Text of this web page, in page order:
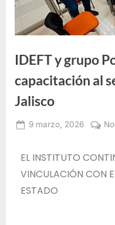
IDEFT y grupo
capacitación al
Jalisco
9 marzo, 2026
Santos
EL INSTITUTO
VINCULACIÓN CON
ESTADO